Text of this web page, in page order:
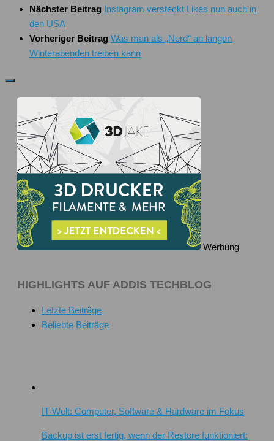
Nächster Beitrag Instagram versteckt Likes nun auch in
den USA
Vorheriger Beitrag Was man als „Nerd“ an langen
Winterabenden treiben kann
Werbung
HIGHLIGHTS AUF ADDIS TECHBLOG
Letzte Beiträge
Beliebte Beiträge
IT-Welt: Computer, Software & Hardware im Fokus
Backup ist erst fertig, wenn der Restore funktioniert: